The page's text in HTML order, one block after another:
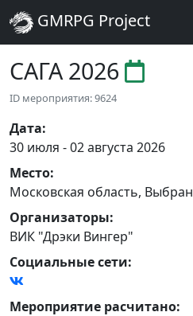
GMRPG Project
САГА 2026
ID мероприятия: 9624
Дата:
30 июля - 02 августа 2026
Место:
Московская область, Выбран
Организаторы:
ВИК "Дрэки Вингер"
Социальные сети:
Мероприятие расчитано: